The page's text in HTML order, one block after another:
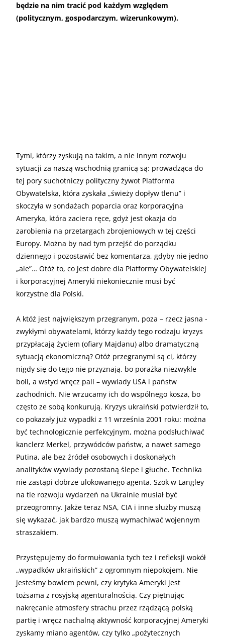
będzie na nim tracić pod każdym względem
(politycznym, gospodarczym, wizerunkowym).
Tymi, którzy zyskują na takim, a nie innym rozwoju
sytuacji za naszą wschodnią granicą są: prowadząca do
tej pory suchotniczy polityczny żywot Platforma
Obywatelska, która zyskała „świeży dopływ tlenu” i
skoczyła w sondażach poparcia oraz korporacyjna
Ameryka, która zaciera ręce, gdyż jest okazja do
zarobienia na przetargach zbrojeniowych w tej części
Europy. Można by nad tym przejść do porządku
dziennego i pozostawić bez komentarza, gdyby nie jedno
„ale”… Otóż to, co jest dobre dla Platformy Obywatelskiej
i korporacyjnej Ameryki niekoniecznie musi być
korzystne dla Polski.
A któż jest największym przegranym, poza – rzecz jasna -
zwykłymi obywatelami, którzy każdy tego rodzaju kryzys
przypłacają życiem (ofiary Majdanu) albo dramatyczną
sytuacją ekonomiczną? Otóż przegranymi są ci, którzy
nigdy się do tego nie przyznają, bo porażka niezwykle
boli, a wstyd wręcz pali – wywiady USA i państw
zachodnich. Nie wrzucamy ich do wspólnego kosza, bo
często ze sobą konkurują. Kryzys ukraiński potwierdził to,
co pokazały już wypadki z 11 września 2001 roku: można
być technologicznie perfekcyjnym, można podsłuchiwać
kanclerz Merkel, przywódców państw, a nawet samego
Putina, ale bez źródeł osobowych i doskonałych
analityków wywiady pozostaną ślepe i głuche. Technika
nie zastąpi dobrze ulokowanego agenta. Szok w Langley
na tle rozwoju wydarzeń na Ukrainie musiał być
przeogromny. Jakże teraz NSA, CIA i inne służby muszą
się wykazać, jak bardzo muszą wymachiwać wojennym
straszakiem.
Przystępujemy do formułowania tych tez i refleksji wokół
„wypadków ukraińskich” z ogromnym niepokojem. Nie
jesteśmy bowiem pewni, czy krytyka Ameryki jest
tożsama z rosyjską agenturalnością. Czy piętnując
nakręcanie atmosfery strachu przez rządzącą polską
partię i wręcz nachalną aktywność korporacyjnej Ameryki
zyskamy miano agentów, czy tylko „pożytecznych